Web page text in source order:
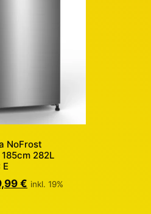
NoFrost
282L
€ inkl. 19%